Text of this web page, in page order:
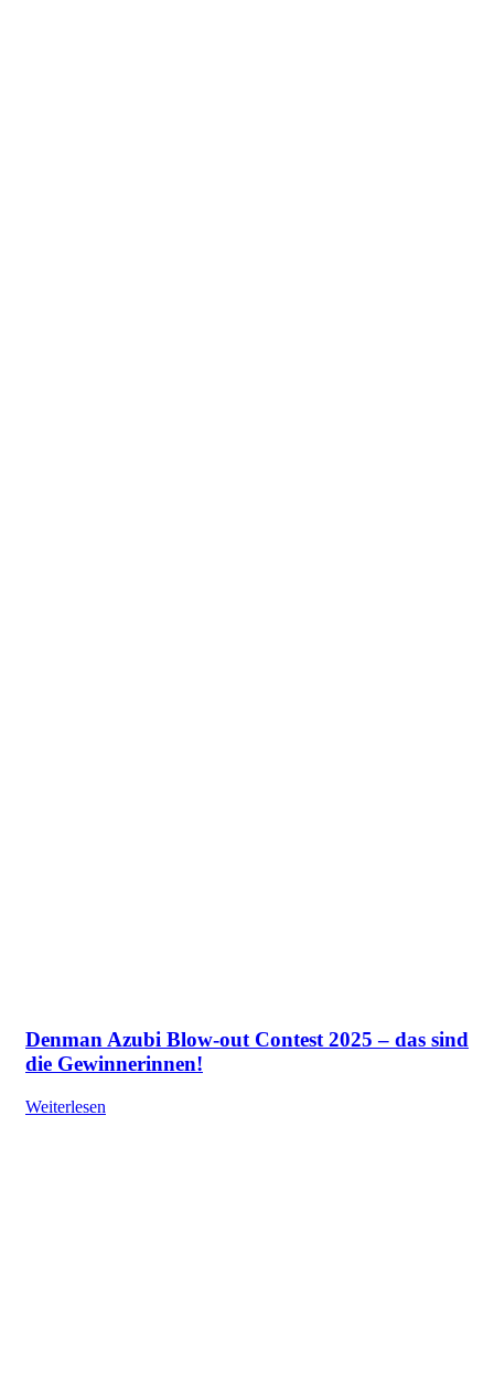
Denman Azubi Blow-out Contest 2025 – das sind
die Gewinnerinnen!
Weiterlesen